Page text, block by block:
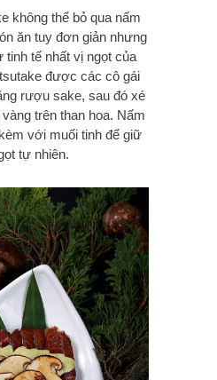
không thể bỏ qua nấm
ăn tuy đơn giản nhưng
tinh tế nhất vị ngọt của
được các cô gái
rượu sake, sau đó xé
trên than hoa. Nấm
với muối tinh để giữ
tự nhiên.